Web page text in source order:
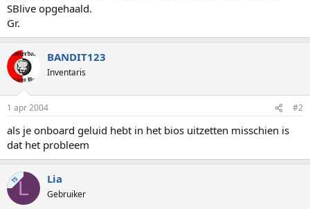
r
SBlive opgehaald.
Gr.
BANDIT123
Inventaris
1 apr 2004 #2
als je onboard geluid hebt in het bios uitzetten misschien is
dat het probleem
TSL Lia
Gebruiker